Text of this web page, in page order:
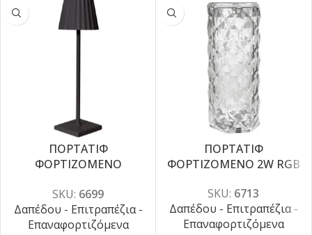
ΠΟΡΤΑΤΙΦ
ΦΟΡΤΙΖΟΜΕΝΟ
4000K | 6000K ]
SKU: 6699
Δαπέδου - Επιτραπέζια -
Επαναφορτιζόμενα
ΠΟΡΤΑΤΙΦ
ΦΟΡΤΙΖΟΜΕΝΟ 2W RGB
SKU: 6713
Δαπέδου - Επιτραπέζια -
Επαναφορτιζόμενα